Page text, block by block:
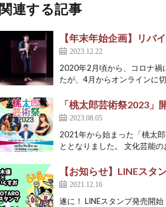
関連する記事
【年末年始企画】リバ
2023.12.22
2020年2月頃から、コロナ禍
たが、4月からオンラインに
「桃太郎芸術祭2023」
2023.08.05
2021年から始まった「桃太
ととなりました。 文化芸能
【お知らせ】LINEスタ
2021.12.16
遂に！ LINEスタンプ発売開